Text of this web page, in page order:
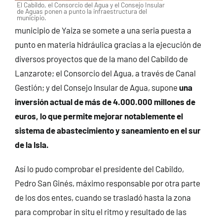
El Cabildo, el Consorcio del Agua y el Consejo Insular
de Aguas ponen a punto la infraestructura del
municipio.
municipio de Yaiza se somete a una seria puesta a
punto en materia hidráulica gracias a la ejecución de
diversos proyectos que de la mano del Cabildo de
Lanzarote; el Consorcio del Agua, a través de Canal
Gestión; y del Consejo Insular de Agua, supone una
inversión actual de más de 4.000.000 millones de
euros, lo que permite mejorar notablemente el
sistema de abastecimiento y saneamiento en el sur
de la Isla.
Así lo pudo comprobar el presidente del Cabildo,
Pedro San Ginés, máximo responsable por otra parte
de los dos entes, cuando se trasladó hasta la zona
para comprobar in situ el ritmo y resultado de las